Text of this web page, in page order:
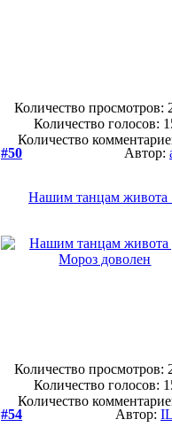
Количество просмотров:
Количество голосов:
Количество
#50 Автор:
Нашим танцам живота
Количество просмотров:
Количество голосов:
Количество
#54 Автор: